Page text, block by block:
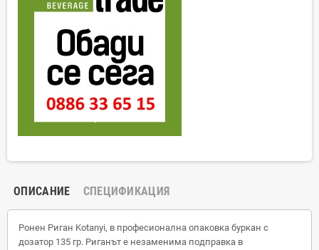
ОПИСАНИЕ СПЕЦИФИКАЦИЯ
Ронен Риган Kotanyi, в професионална опаковка буркан с
дозатор 135 гр. Риганът е незаменима подправка в